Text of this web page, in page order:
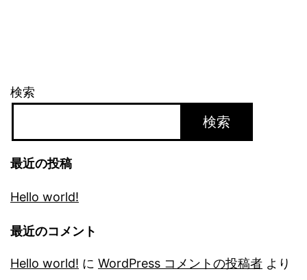
検索
検索
最近の投稿
Hello world!
最近のコメント
Hello world! に WordPress コメントの投稿者 より